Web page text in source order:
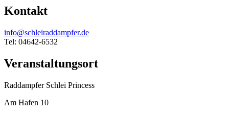
Kontakt
info@schleiraddampfer.de
Tel: 04642-6532
Veranstaltungsort
Raddampfer Schlei Princess
Am Hafen 10